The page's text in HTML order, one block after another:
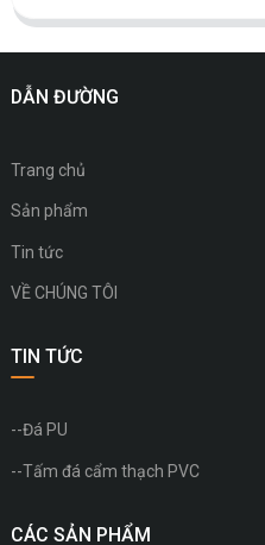
DẪN ĐƯỜNG
Trang chủ
Sản phẩm
Tin tức
VỀ CHÚNG TÔI
TIN TỨC
--Đá PU
--Tấm đá cẩm thạch PVC
CÁC SẢN PHẨM